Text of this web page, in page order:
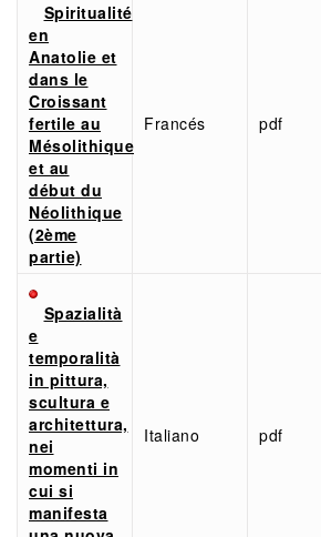
Spiritualité
en
Anatolie et
dans le
Croissant
fertile au
Mésolithique
et au
début du
Néolithique
(2ème
partie)
Francés pdf
Spazialità
e
temporalità
in pittura,
scultura e
architettura,
nei
momenti in
cui si
manifesta
Italiano pdf